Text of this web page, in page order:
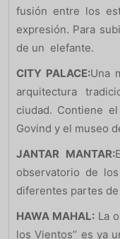
fusión entre los
expresión. Para
de un elefante.
CITY PALACE:Una
arquitectura
ciudad. Contiene
Govind y el museo
JANTAR MANTAR:
observatorio de
diferentes partes de
HAWA MAHAL:La
los Vientos’’ es ya